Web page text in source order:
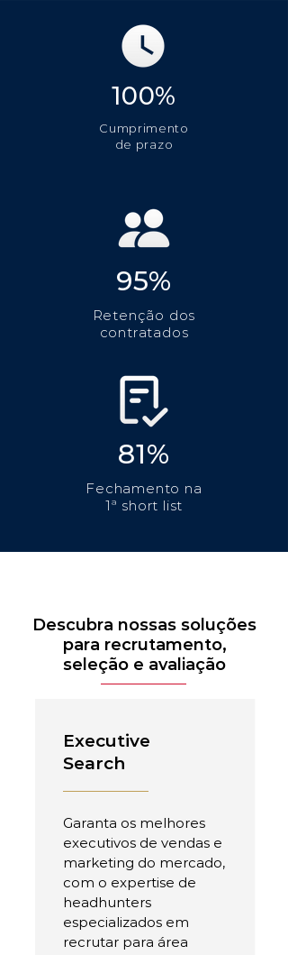
100%
Cumprimento
de prazo
95%
Retenção dos
contratados
81%
Fechamento na
1ª short list
Descubra nossas soluções
para recrutamento,
seleção e avaliação
Executive
Search
Garanta os melhores
executivos de vendas e
marketing do mercado,
com o expertise de
headhunters
especializados em
recrutar para área